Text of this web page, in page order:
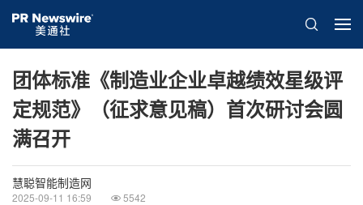
团体标准《制造业企业卓越绩效星级评
定规范》（征求意见稿）首次研讨会圆
满召开
慧聪智能制造网
2025-09-11 16:59 5542